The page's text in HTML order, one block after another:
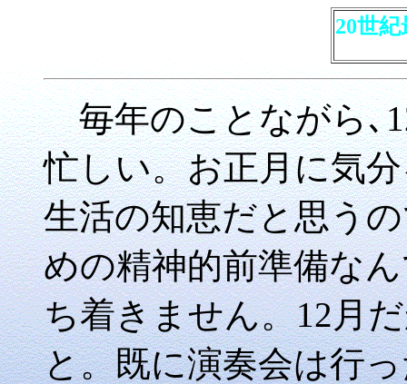
20世
毎年のことながら､
忙しい。お正月に気
生活の知恵だと思う
めの精神的前準備な
ち着きません。12月
と。既に演奏会は行